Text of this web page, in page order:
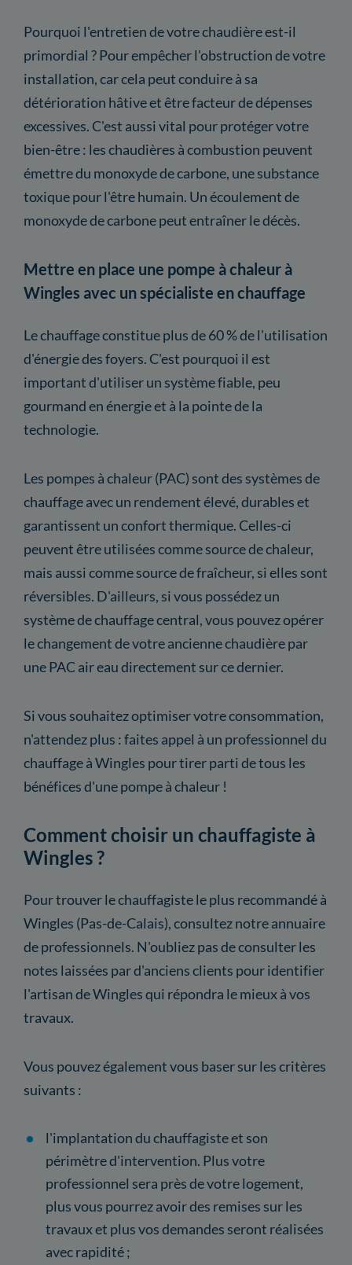
Pourquoi l'entretien de votre chaudière est-il
primordial ? Pour empêcher l'obstruction de votre
installation, car cela peut conduire à sa
détérioration hâtive et être facteur de dépenses
excessives. C'est aussi vital pour protéger votre
bien-être : les chaudières à combustion peuvent
émettre du monoxyde de carbone, une substance
toxique pour l'être humain. Un écoulement de
monoxyde de carbone peut entraîner le décès.
Mettre en place une pompe à chaleur à
Wingles avec un spécialiste en chauffage
Le chauffage constitue plus de 60 % de l'utilisation
d'énergie des foyers. C'est pourquoi il est
important d'utiliser un système fiable, peu
gourmand en énergie et à la pointe de la
technologie.
Les pompes à chaleur (PAC) sont des systèmes de
chauffage avec un rendement élevé, durables et
garantissent un confort thermique. Celles-ci
peuvent être utilisées comme source de chaleur,
mais aussi comme source de fraîcheur, si elles sont
réversibles. D'ailleurs, si vous possédez un
système de chauffage central, vous pouvez opérer
le changement de votre ancienne chaudière par
une PAC air eau directement sur ce dernier.
Si vous souhaitez optimiser votre consommation,
n'attendez plus : faites appel à un professionnel du
chauffage à Wingles pour tirer parti de tous les
bénéfices d'une pompe à chaleur !
Comment choisir un chauffagiste à
Wingles ?
Pour trouver le chauffagiste le plus recommandé à
Wingles (Pas-de-Calais), consultez notre annuaire
de professionnels. N'oubliez pas de consulter les
notes laissées par d'anciens clients pour identifier
l'artisan de Wingles qui répondra le mieux à vos
travaux.
Vous pouvez également vous baser sur les critères
suivants :
l'implantation du chauffagiste et son
périmètre d'intervention. Plus votre
professionnel sera près de votre logement,
plus vous pourrez avoir des remises sur les
travaux et plus vos demandes seront réalisées
avec rapidité ;